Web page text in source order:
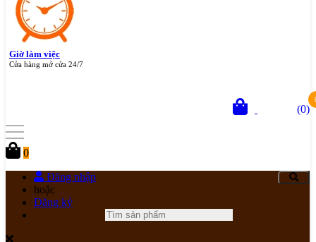
Giờ làm việc
Cửa hàng mở cửa 24/7
(0)
0
Đăng nhập
hoặc
Đăng ký